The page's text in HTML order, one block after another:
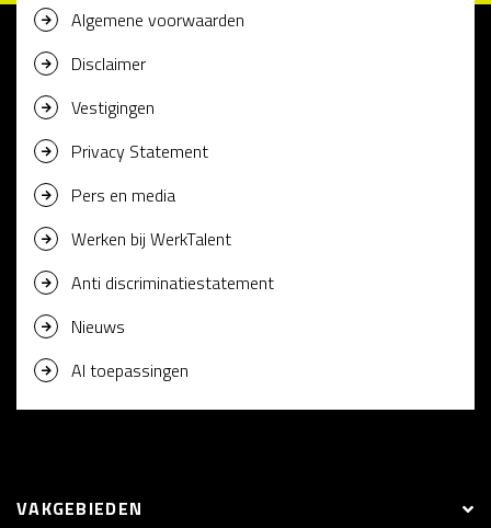
Algemene voorwaarden
Disclaimer
Vestigingen
Privacy Statement
Pers en media
Werken bij WerkTalent
Anti discriminatiestatement
Nieuws
AI toepassingen
VAKGEBIEDEN